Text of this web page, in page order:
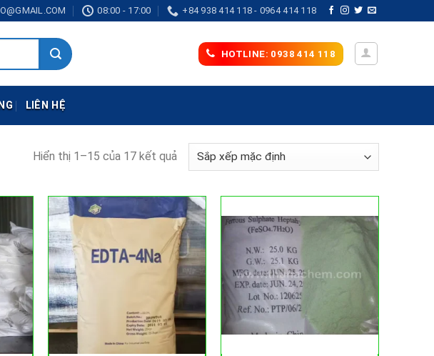
08:00 - 17:00 +84 938 414 118 - 0964 414 118
HOTLINE: 0938 414 118
LIÊN HỆ
Hiển thị 1–15 của 17 kết quả